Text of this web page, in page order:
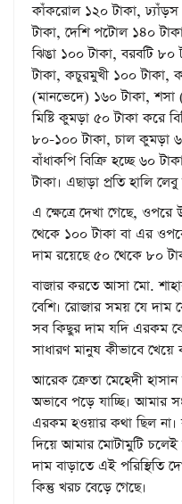
কাঁকরোল ১২০ টাকা,
টাকা, দেশি পটোল ১৪০
ঝিঙা ১০০ টাকা, বরবটি
টাকা, কচুরমুখী ১০০ টাকা,
(মানভেদে) ১৬০ টাকা, শসা
মিষ্টি কুমড়া ৫০ টাকা করে
৮০-১০০ টাকা, চাল কুমড়া
বাঁধাকপি বিক্রি হচ্ছে ৬০
টাকা। এছাড়া প্রতি হালি
এ ক্ষেত্রে দেখা গেছে,
থেকে ১০০ টাকা বা এর
দাম রয়েছে ৫০ থেকে ৮০
বাজার করতে আসা মো.
বেশি। রোজার সময় যে দাম
সব কিছুর দাম যদি এরকম
সাধারণ মানুষ কীভাবে খেয়ে
আরেক ক্রেতা মেহেদী
অভাবে পড়ে যাচ্ছি। আমার
এরকম হওয়ার কথা ছিল
দিয়ে আমার মোটামুটি চলেই
দাম বাড়াতে এই পরিস্থিতি
কিন্তু খরচ বেড়ে গেছে।